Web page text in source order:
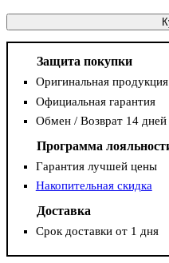
Защита покупки
Оригинальная продукция
Официальная гарантия
Обмен / Возврат 14 дней
Программа
Гарантия лучшей цены
Накопительная скидка
Доставка
Срок доставки от 1 дня